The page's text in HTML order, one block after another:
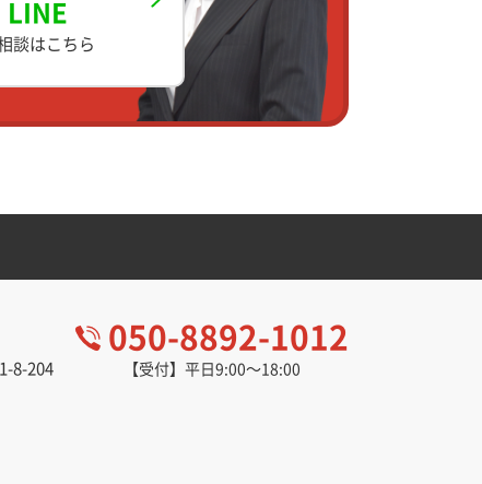
LINE
談はこちら
050-8892-1012
【受付】平日9:00～18:00
8-204